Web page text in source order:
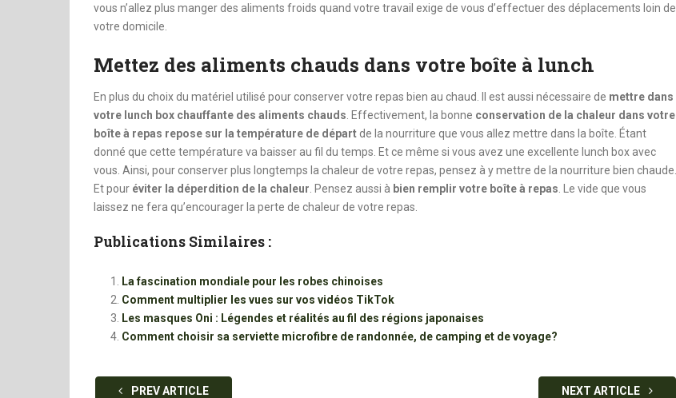
vous n’allez plus manger des aliments froids quand votre travail exige de vous d’effectuer des déplacements loin de
votre domicile.
Mettez des aliments chauds dans votre boîte à lunch
En plus du choix du matériel utilisé pour conserver votre repas bien au chaud. Il est aussi nécessaire de mettre dans
votre lunch box chauffante des aliments chauds . Effectivement, la bonne conservation de la chaleur dans votre
boîte à repas repose sur la température de départ de la nourriture que vous allez mettre dans la boîte. Étant
donné que cette température va baisser au fil du temps. Et ce même si vous avez une excellente lunch box avec
vous. Ainsi, pour conserver plus longtemps la chaleur de votre repas, pensez à y mettre de la nourriture bien chaude.
Et pour éviter la déperdition de la chaleur . Pensez aussi à bien remplir votre boîte à repas . Le vide que vous
laissez ne fera qu’encourager la perte de chaleur de votre repas.
Publications Similaires :
La fascination mondiale pour les robes chinoises
Comment multiplier les vues sur vos vidéos TikTok
Les masques Oni : Légendes et réalités au fil des régions japonaises
Comment choisir sa serviette microfibre de randonnée, de camping et de voyage?
PREV ARTICLE NEXT ARTICLE